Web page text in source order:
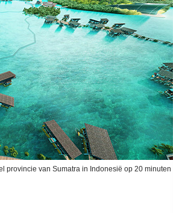
provincie van Sumatra in Indonesië op 20 minuten